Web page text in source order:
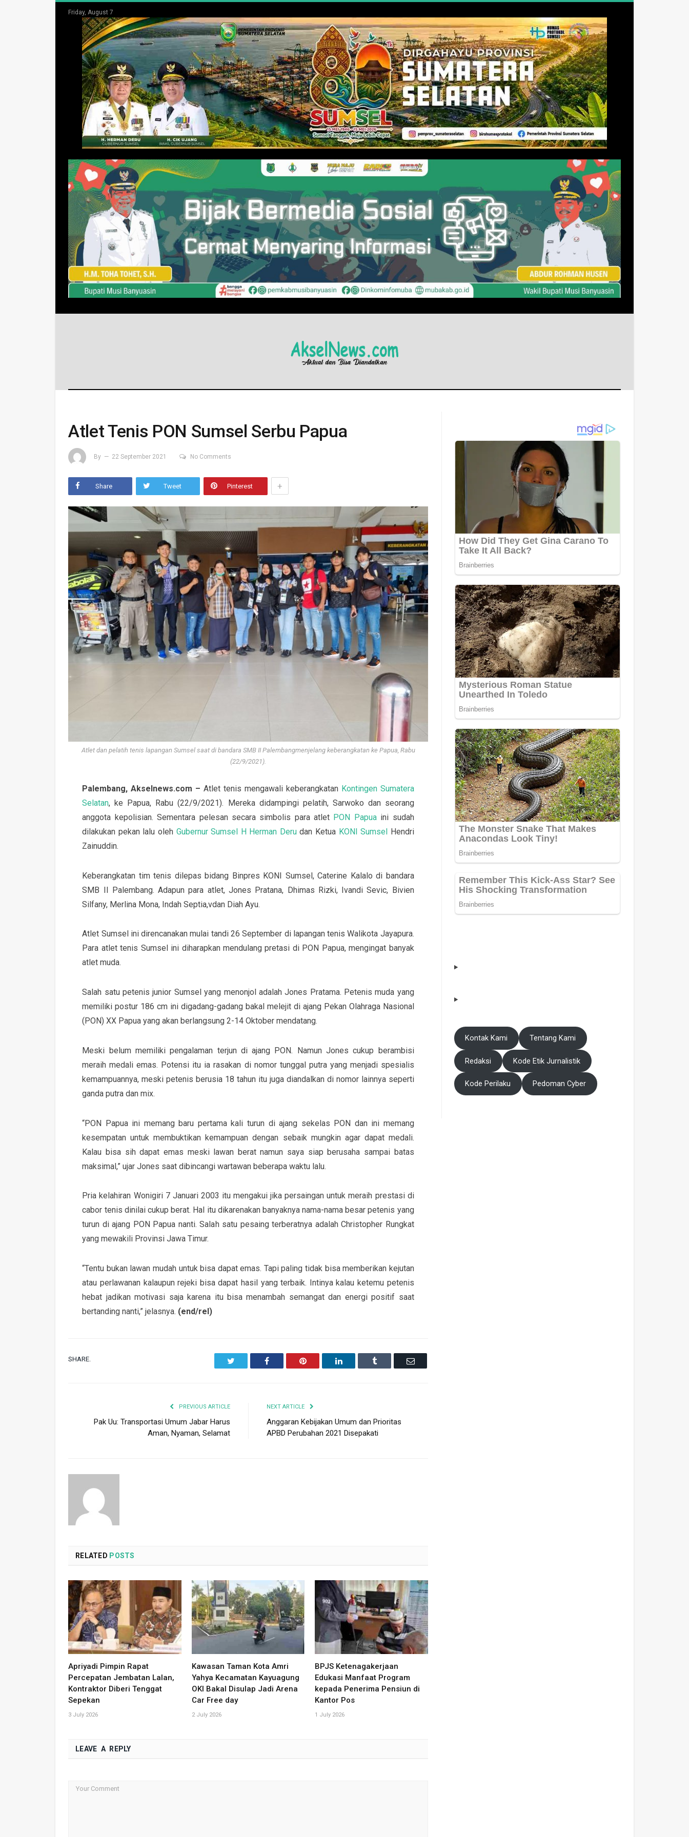
Friday, August 7
Atlet Tenis PON Sumsel Serbu Papua
By 22 September 2021 No Comments
Share Tweet Pinterest +
Atlet dan pelatih tenis lapangan Sumsel saat di bandara SMB II Palembangmenjelang keberangkatan ke Papua, Rabu
(22/9/2021).
Palembang, Akselnews.com – Atlet tenis mengawali keberangkatan Kontingen Sumatera
Selatan, ke Papua, Rabu (22/9/2021). Mereka didampingi pelatih, Sarwoko dan seorang
anggota kepolisian. Sementara pelesan secara simbolis para atlet PON Papuaini sudah
dilakukan pekan lalu oleh Gubernur Sumsel H Herman Derudan Ketua KONI Sumsel Hendri
Zainuddin.
Keberangkatan tim tenis dilepas bidang Binpres KONI Sumsel, Caterine Kalalo di bandara
SMB II Palembang. Adapun para atlet, Jones Pratana, Dhimas Rizki, Ivandi Sevic, Bivien
Silfany, Merlina Mona, Indah Septia,vdan Diah Ayu.
Atlet Sumsel ini direncanakan mulai tandi 26 September di lapangan tenis Walikota Jayapura.
Para atlet tenis Sumsel ini diharapkan mendulang pretasi di PON Papua, mengingat banyak
atlet muda.
Salah satu petenis junior Sumsel yang menonjol adalah Jones Pratama. Petenis muda yang
memiliki postur 186 cm ini digadang-gadang bakal melejit di ajang Pekan Olahraga Nasional
(PON) XX Papua yang akan berlangsung 2-14 Oktober mendatang.
Meski belum memiliki pengalaman terjun di ajang PON. Namun Jones cukup berambisi
meraih medali emas. Potensi itu ia rasakan di nomor tunggal putra yang menjadi spesialis
kemampuannya, meski petenis berusia 18 tahun itu juga diandalkan di nomor lainnya seperti
ganda putra dan mix.
“PON Papua ini memang baru pertama kali turun di ajang sekelas PON dan ini memang
kesempatan untuk membuktikan kemampuan dengan sebaik mungkin agar dapat medali.
Kalau bisa sih dapat emas meski lawan berat namun saya siap berusaha sampai batas
maksimal,” ujar Jones saat dibincangi wartawan beberapa waktu lalu.
Pria kelahiran Wonigiri 7 Januari 2003 itu mengakui jika persaingan untuk meraih prestasi di
cabor tenis dinilai cukup berat. Hal itu dikarenakan banyaknya nama-nama besar petenis yang
turun di ajang PON Papua nanti. Salah satu pesaing terberatnya adalah Christopher Rungkat
yang mewakili Provinsi Jawa Timur.
“Tentu bukan lawan mudah untuk bisa dapat emas. Tapi paling tidak bisa memberikan kejutan
atau perlawanan kalaupun rejeki bisa dapat hasil yang terbaik. Intinya kalau ketemu petenis
hebat jadikan motivasi saja karena itu bisa menambah semangat dan energi positif saat
bertanding nanti,” jelasnya. (end/rel)
SHARE. Facebook Pinterest LinkedIn Tumblr Email
PREVIOUS ARTICLE
Pak Uu: Transportasi Umum Jabar Harus
Aman, Nyaman, Selamat
NEXT ARTICLE
Anggaran Kebijakan Umum dan Prioritas
APBD Perubahan 2021 Disepakati
RELATED POSTS
Apriyadi Pimpin Rapat
Percepatan Jembatan Lalan,
Kontraktor Diberi Tenggat
Sepekan
3 July 2026
Kawasan Taman Kota Amri
Yahya Kecamatan Kayuagung
OKI Bakal Disulap Jadi Arena
Car Free day
2 July 2026
BPJS Ketenagakerjaan
Edukasi Manfaat Program
kepada Penerima Pensiun di
Kantor Pos
1 July 2026
LEAVE A REPLY
Kontak Kami Tentang Kami
Redaksi Kode Etik Jurnalistik
Kode Perilaku Pedoman Cyber